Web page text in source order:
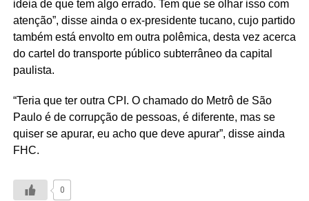
ideia de que tem algo errado. Tem que se olhar isso com
atenção”, disse ainda o ex-presidente tucano, cujo partido
também está envolto em outra polêmica, desta vez acerca
do cartel do transporte público subterrâneo da capital
paulista.
“Teria que ter outra CPI. O chamado do Metrô de São
Paulo é de corrupção de pessoas, é diferente, mas se
quiser se apurar, eu acho que deve apurar”, disse ainda
FHC.
0